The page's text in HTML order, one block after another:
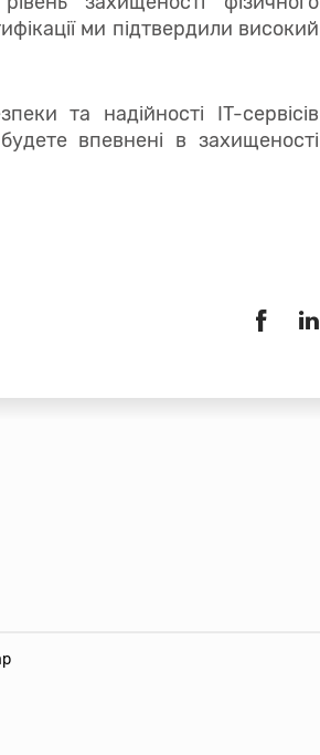
ми підтвердили високий
та надійності IT-сервісів
впевнені в захищеності